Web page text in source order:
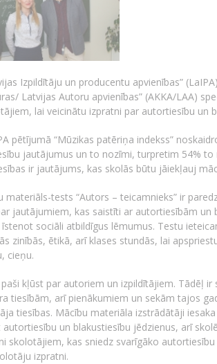
Izpildītāju un producentu apvienības”
Latvijas Autoru apvienības” (AKKA/LAA)
lai veicinātu izpratni par autortiesību un
pētījumā “Mūzikas patēriņa indekss”
jautājumus un to nozīmi, turpretim 54%
ir jautājums, kas skolās būtu jāiekļauj
materiāls-tests “Autors – teicamnieks” ir
jautājumiem, kas saistīti ar autortiesībām un
sociāli atbildīgus lēmumus. Testu
zinībās, ētikā, arī klases stundās, lai
cieņu.
kļūst par autoriem un izpildītājiem. Tādēļ
tiesībām, arī pienākumiem un sekām tajos
tiesības. Mācību materiāla izstrādātāji
un blakustiesību jēdzienus, arī
skolotājiem, kas sniedz svarīgāko
izpratni.